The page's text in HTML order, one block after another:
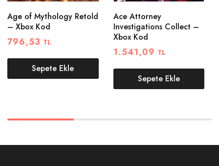
Age of Mythology Retold
– Xbox Kod
796,53 TL
Sepete Ekle
Ace Attorney
Investigations Collect –
Xbox Kod
1.541,09 TL
Sepete Ekle